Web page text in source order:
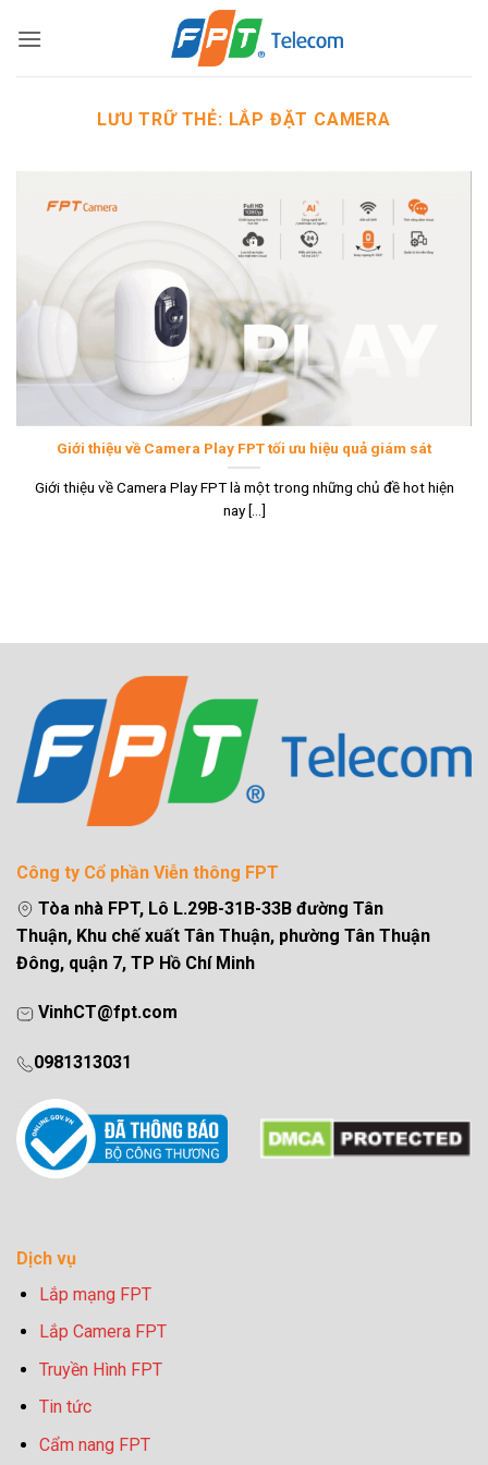
qua
LƯU TRỮ THẺ: LẮP ĐẶT CAMERA
Giới thiệu về Camera Play FPT tối ưu hiệu quả giám sát
Giới thiệu về Camera Play FPT là một trong những chủ đề hot hiện
nay [...]
Công ty Cổ phần Viễn thông FPT
Tòa nhà FPT, Lô L.29B-31B-33B đường Tân
Thuận, Khu chế xuất Tân Thuận, phường Tân Thuận
Đông, quận 7, TP Hồ Chí Minh
VinhCT@fpt.com
0981313031
Dịch vụ
Lắp mạng FPT
Lắp Camera FPT
Truyền Hình FPT
Tin tức
Cẩm nang FPT